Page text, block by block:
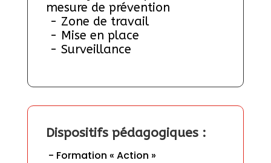
mesure de prévention
- Zone de travail
- Mise en place
- Surveillance
Dispositifs pédagogiques :